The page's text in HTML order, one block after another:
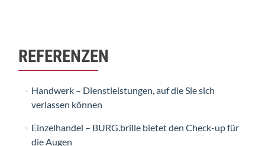
REFERENZEN
Handwerk – Dienstleistungen, auf die Sie sich
verlassen können
Einzelhandel – BURG.brille bietet den Check-up für
die Augen